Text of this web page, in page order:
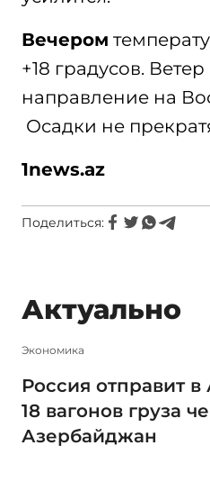
Вечером
+18 градусов.
направление на
Осадки не
1news.az
Поделиться:
Актуально
Экономика
Россия отправит
18 вагонов груза
Азербайджан